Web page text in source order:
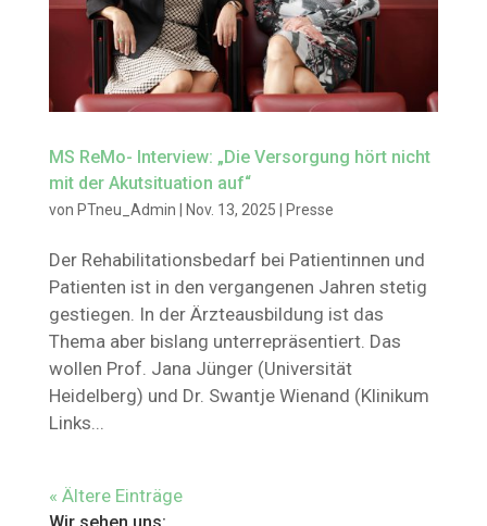
MS ReMo- Interview: „Die Versorgung hört nicht
mit der Akutsituation auf“
von PTneu_Admin Nov. 13, 2025 Presse
Der Rehabilitationsbedarf bei Patientinnen und
Patienten ist in den vergangenen Jahren stetig
gestiegen. In der Ärzteausbildung ist das
Thema aber bislang unterrepräsentiert. Das
wollen Prof. Jana Jünger (Universität
Heidelberg) und Dr. Swantje Wienand (Klinikum
Links...
« Ältere Einträge